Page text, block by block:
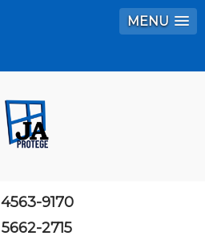
MENU
4563-9170
5662-2715